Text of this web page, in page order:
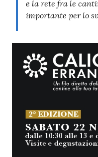
e la rete fra le
importante per lo